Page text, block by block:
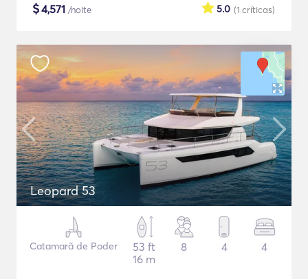
$4,571 /noite (1 críticas)
5.0
Leopard 53
Catamarã de Poder
53 ft
16 m
8 4 4